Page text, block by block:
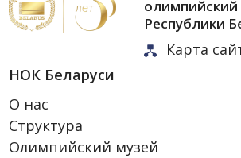
олимпийский
Республики
Карта
НОК Беларуси
О нас
Структура
Олимпийский музей